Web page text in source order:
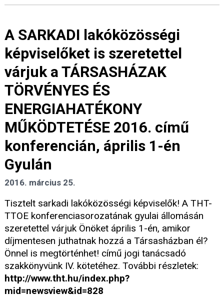
A SARKADI lakóközösségi
képviselőket is szeretettel
várjuk a TÁRSASHÁZAK
TÖRVÉNYES ÉS
ENERGIAHATÉKONY
MŰKÖDTETÉSE 2016. című
konferencián, április 1-én
Gyulán
2016. március 25.
Tisztelt sarkadi lakóközösségi képviselők! A THT-
TTOE konferenciasorozatának gyulai állomásán
szeretettel várjuk Önöket április 1-én, amikor
díjmentesen juthatnak hozzá a Társasházban él?
Önnel is megtörténhet! című jogi tanácsadó
szakkönyvünk IV. kötetéhez. További részletek:
http://www.tht.hu/index.php?
mid=newsview&id=828